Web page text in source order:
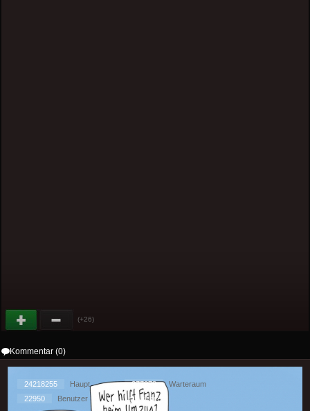
(+26)
Kommentar (0)
24218255 Haupt 377878
Warteraum
22950
Benutzer [ 1 ] - ( 2.71 )